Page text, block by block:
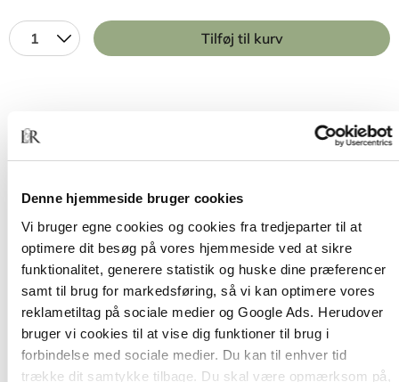
Denne hjemmeside bruger cookies
Vi bruger egne cookies og cookies fra tredjeparter til at
optimere dit besøg på vores hjemmeside ved at sikre
funktionalitet, generere statistik og huske dine præferencer
samt til brug for markedsføring, så vi kan optimere vores
reklametiltag på sociale medier og Google Ads. Herudover
bruger vi cookies til at vise dig funktioner til brug i
forbindelse med sociale medier. Du kan til enhver tid
trække dit samtykke tilbage. Du skal være opmærksom på,
1 Tilføj til kurv
BESKRIVELSE
mange møder med alt for meget snak har store
menneskeligt.
Støjfri ledelsedeler Bastian Overgaard
tankevækkende eksempler på danske ledere, der
har sparet tid, reduceret stress og skabt bedre
samarbejde ved at sætte noget så uvant som
stilhed på dagsordenen.